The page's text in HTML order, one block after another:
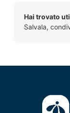
Hai trovato
Salvala,